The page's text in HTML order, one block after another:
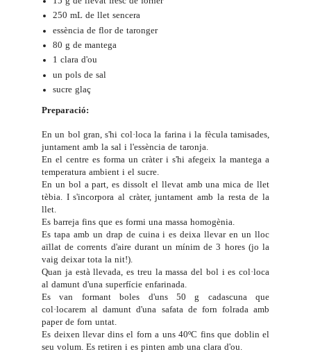
250 mL de llet sencera
essència de flor de taronger
80 g de mantega
1 clara d'ou
un pols de sal
sucre glaç
Preparació:
En un bol gran, s'hi col·loca la farina i la fècula tamisades,
juntament amb la sal i l'essència de taronja.
En el centre es forma un cràter i s'hi afegeix la mantega a
temperatura ambient i el sucre.
En un bol a part, es dissolt el llevat amb una mica de llet
tèbia. I s'incorpora al cràter, juntament amb la resta de la
llet.
Es barreja fins que es formi una massa homogènia.
Es tapa amb un drap de cuina i es deixa llevar en un lloc
aïllat de corrents d'aire durant un mínim de 3 hores (jo la
vaig deixar tota la nit!).
Quan ja està llevada, es treu la massa del bol i es col·loca
al damunt d'una superfície enfarinada.
Es van formant boles d'uns 50 g cadascuna que
col·locarem al damunt d'una safata de forn folrada amb
paper de forn untat.
Es deixen llevar dins el forn a uns 40ºC fins que doblin el
seu volum. Es retiren i es pinten amb una clara d'ou.